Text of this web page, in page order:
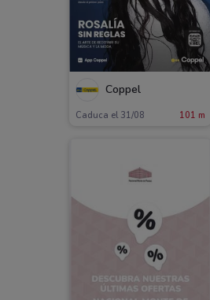
Coppel
Caduca el 31/08 101 m